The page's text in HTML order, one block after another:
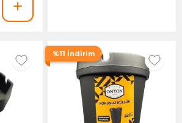
%11 İndirim